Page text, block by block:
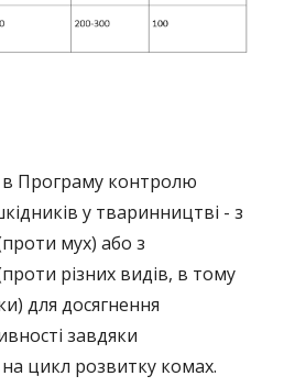
Програму контролю
у тваринництві - з
мух) або з
різних видів, в тому
для досягнення
завдяки
цикл розвитку комах.